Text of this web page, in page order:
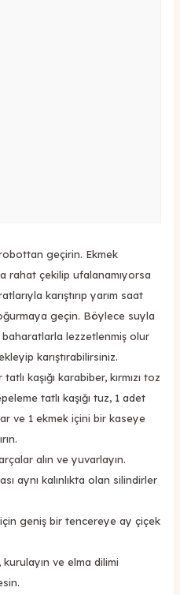
geçirin. Ekmek
rahat çekilip ufalanamıyorsa
karıştırıp yarım saat
geçin. Böylece suyla
lezzetlenmiş olur
karıştırabilirsiniz.
kaşığı karabiber, kırmızı toz
tatlı kaşığı tuz, 1 adet
ve 1 ekmek içini bir kaseye
alın ve yuvarlayın.
aynı kalınlıkta olan silindirler
geniş bir tencereye ay çiçek
ve elma dilimi